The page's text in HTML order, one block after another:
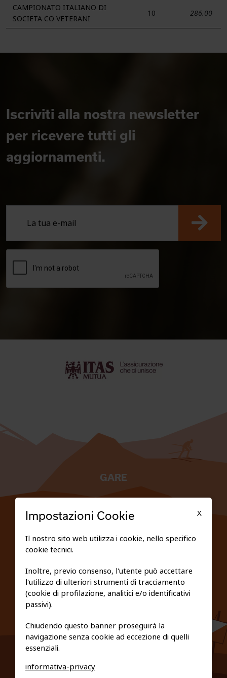
CAMPIONATO ITALIANO DI
SOCIETA CO VETERANI
10 286.00
Iscriviti alla nostra newsletter
per ricevere tutti gli
aggiornamenti.
GARE
PRIVACY E COOKIE POLICY
X
Impostazioni Cookie
Il nostro sito web utilizza i cookie, nello specifico
cookie tecnici.
Inoltre, previo consenso, l'utente può accettare
l'utilizzo di ulteriori strumenti di tracciamento
(cookie di profilazione, analitici e/o identificativi
passivi).
Chiudendo questo banner proseguirà la
navigazione senza cookie ad eccezione di quelli
essenziali.
informativa-privacy